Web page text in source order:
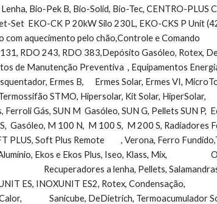
Bio-Pek B, Bio-Solid, Bio-Tec, CENTRO-
Set  EKO-CK P 20kW Silo 230L, EKO-CKS P Unit
aquecimento pelo chão,Controle e Comando
RDO 243, RDO 383,Depósito Gasóleo, Rotex,
de Manutenção Preventiva  , Equipamentos
Ermes B,      Ermes Solar, Ermes VI,
STMO, Hipersolar, Kit Solar, HiperSolar,
Gás, SUN M  Gasóleo, SUN G, Pellets SUN P,
Gasóleo, M 100 N,  M 100 S,  M 200 S, Radiadores
PLUS, Soft Plus Remote         , Verona, Ferro
Ekos e Ekos Plus, Iseo, Klass, Mix,
Recuperadores a lenha, Pellets,
ES, INOXUNIT ES2, Rotex, Condensação,
Sanicube, DeDietrich, Termoacumulador